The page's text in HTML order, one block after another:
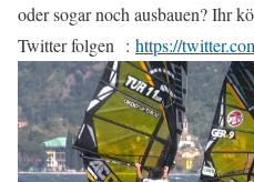
oder sogar noch ausbauen? Ihr
Twitter folgen : https://